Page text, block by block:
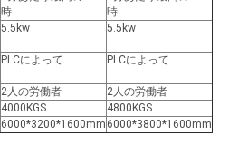
時
時
5.5kw 5.5kw
PLCによって PLCによって
2人の労働者
2人の労働者
4000KGS
4800KGS
6000*3200*1600mm 6000*3800*1600mm